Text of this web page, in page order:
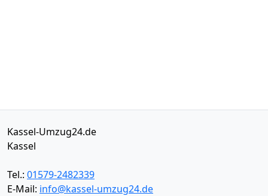
Kassel-Umzug24.de
Kassel
Tel.: 01579-2482339
E-Mail: info@kassel-umzug24.de